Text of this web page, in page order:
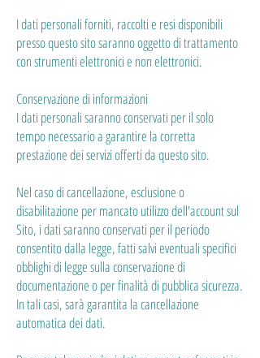
I dati personali forniti, raccolti e resi disponibili
presso questo sito saranno oggetto di trattamento
con strumenti elettronici e non elettronici.
Conservazione di informazioni
I dati personali saranno conservati per il solo
tempo necessario a garantire la corretta
prestazione dei servizi offerti da questo sito.
Nel caso di cancellazione, esclusione o
disabilitazione per mancato utilizzo dell'account sul
Sito, i dati saranno conservati per il periodo
consentito dalla legge, fatti salvi eventuali specifici
obblighi di legge sulla conservazione di
documentazione o per finalità di pubblica sicurezza.
In tali casi, sarà garantita la cancellazione
automatica dei dati.